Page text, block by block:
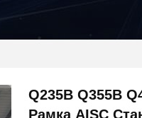
Q235B Q355B
Рамка AISC